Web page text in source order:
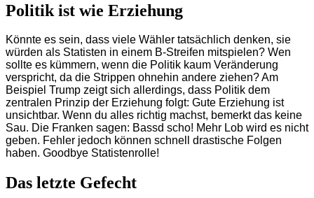
Politik ist wie Erziehung
Könnte es sein, dass viele Wähler tatsächlich denken, sie
würden als Statisten in einem B-Streifen mitspielen? Wen
sollte es kümmern, wenn die Politik kaum Veränderung
verspricht, da die Strippen ohnehin andere ziehen? Am
Beispiel Trump zeigt sich allerdings, dass Politik dem
zentralen Prinzip der Erziehung folgt: Gute Erziehung ist
unsichtbar. Wenn du alles richtig machst, bemerkt das keine
Sau. Die Franken sagen: Bassd scho! Mehr Lob wird es nicht
geben. Fehler jedoch können schnell drastische Folgen
haben. Goodbye Statistenrolle!
Das letzte Gefecht